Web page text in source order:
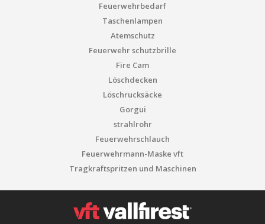
Feuerwehrbedarf
Taschenlampen
Atemschutz
Feuerwehr schutzbrille
Fire Cam
Löschdecken
Löschrucksäcke
Gorgui
strahlrohr
Feuerwehrschlauch
Feuerwehrmann-Maske vft
Tragkraftspritzen und Maschinen